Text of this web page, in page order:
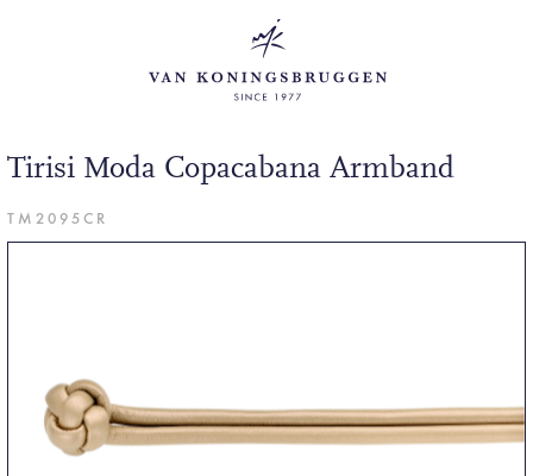
Tirisi Moda Copacabana Armband
TM2095CR